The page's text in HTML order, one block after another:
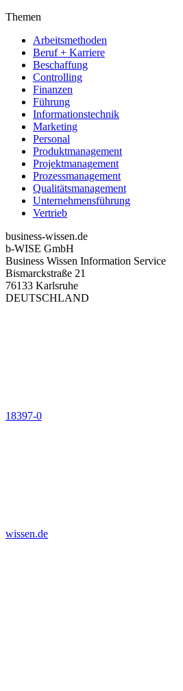
Themen
Arbeitsmethoden
Beruf + Karriere
Beschaffung
Controlling
Finanzen
Führung
Informationstechnik
Marketing
Personal
Produktmanagement
Projektmanagement
Prozessmanagement
Qualitätsmanagement
Unternehmensführung
Vertrieb
business-wissen.de
b-WISE GmbH
Business Wissen Information Service
Bismarckstraße 21
76133 Karlsruhe
DEUTSCHLAND
18397-0
wissen.de